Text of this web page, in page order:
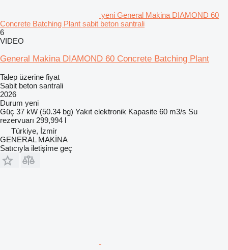
yeni General Makina DIAMOND 60
Concrete Batching Plant sabit beton santrali
6
VIDEO
General Makina DIAMOND 60 Concrete Batching Plant
Talep üzerine fiyat
Sabit beton santrali
2026
Durum yeni
Güç 37 kW (50.34 bg) Yakıt elektronik Kapasite 60 m3/s Su
rezervuarı 299,994 l
Türkiye, İzmir
GENERAL MAKİNA
Satıcıyla iletişime geç